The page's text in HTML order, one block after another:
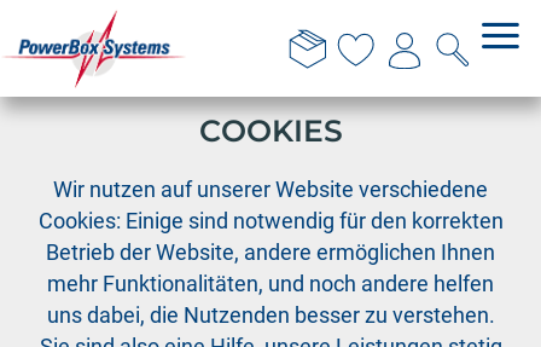
PowerBus Kabel - Länge 120cm
DIESE WEBSITE VERWENDET
COOKIES
Wir nutzen auf unserer Website verschiedene
Cookies: Einige sind notwendig für den korrekten
Betrieb der Website, andere ermöglichen Ihnen
mehr Funktionalitäten, und noch andere helfen
uns dabei, die Nutzenden besser zu verstehen.